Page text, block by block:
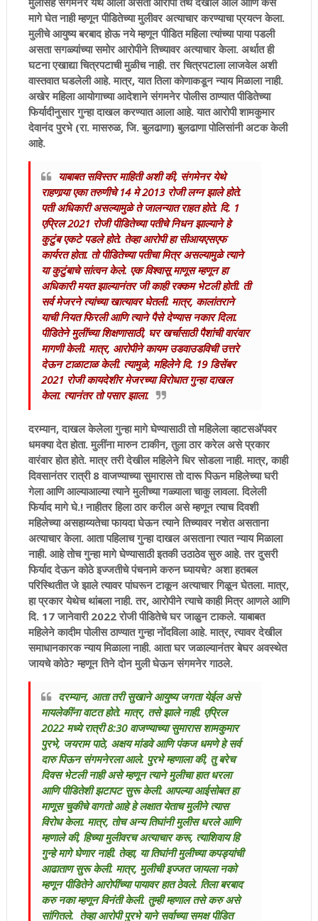
मागे घेत नाही म्हणून पीडितेच्या मुलीवर अत्याचार करण्याचा प्रयत्न केला.
मुलीचे आयुष्य बरबाद होऊ नये म्हणून पीडित महिला त्यांच्या पाया पडली
असता सगळ्यांच्या समोर आरोपीने तिच्यावर अत्याचार केला. अर्थात ही
घटना एखाद्या चित्रपटाची मुळीच नाही. तर चित्रपटाला लाजवेल अशी
वास्तवात घडलेली आहे. मात्र, यात तिला कोणाकडून न्याय मिळाला नाही.
अखेर महिला आयोगाच्या आदेशाने संगमनेर पोलीस ठाण्यात पीडितेच्या
फिर्यादीनुसार गुन्हा दाखल करण्यात आला आहे. यात आरोपी शामकुमार
देवानंद पुरभे (रा. मासरुळ, जि. बुलढाणा) बुलढाणा पोलिसांनी अटक केली
आहे.
याबाबत सविस्तर माहिती अशी की, संगमेनर येथे
राहणार्‍या एका तरुणीचे 14 मे 2013 रोजी लग्न झाले होते.
पती अधिकारी असल्यामुळे ते जालन्यात राहत होते. दि. 1
एप्रिल 2021 रोजी पीडितेच्या पतीचे निधन झाल्याने हे
कुटुंब एकटे पडले होते. तेव्हा आरोपी हा सीआयएसएफ
कार्यरत होता. तो पीडितेच्या पतीचा मित्र असल्यामुळे त्याने
या कुटुंबाचे सांत्वन केले. एक विश्वासू माणूस म्हणून हा
अधिकारी मयत झाल्यानंतर जी काही रक्कम भेटली होती. ती
सर्व मेजरने त्यांच्या खात्यावर घेतली. मात्र, कालांतराने
याची नियत फिरली आणि त्याने पैसे देण्यास नकार दिला.
पीडितेने मुलींच्या शिक्षणासाठी, घर खर्चासाठी पैशांची वारंवार
मागणी केली. मात्र, आरोपीने कायम उडवाउडविची उत्तरे
देऊन टाळाटाळ केली. त्यामुळे, महिलेने दि. 19 डिसेंबर
2021 रोजी कायदेशीर मेजरच्या विरोधात गुन्हा दाखल
केला. त्यानंतर तो पसार झाला.
दरम्यान, दाखल केलेला गुन्हा मागे घेण्यासाठी तो महिलेला व्हाटसअ‍ॅपवर
धमक्या देत होता. मुलींना मारुन टाकीन, तुला ठार करेल असे प्रकार
वारंवार होत होते. मात्र तरी देखील महिलेने धिर सोडला नाही. मात्र, काही
दिवसानंतर रात्री 8 वाजण्याच्या सुमारास तो दारू पिऊन महिलेच्या घरी
गेला आणि आल्याआल्या त्याने मुलीच्या गळ्याला चाकु लावला. दिलेली
फिर्याद मागे घे.! नाहीतर हिला ठार करील असे म्हणून त्याच दिवशी
महिलेच्या असहाय्यतेचा फायदा घेऊन त्याने तिच्यावर नशेत असताना
अत्याचार केला. आता पहिलाच गुन्हा दाखल असताना त्यात न्याय मिळाला
नाही. आहे तोच गुन्हा मागे घेण्यासाठी इतकी उठाठेव सुरु आहे. तर दुसरी
फिर्याद देऊन कोठे इज्जतीचे पंचनामे करुन घ्यायचे? अशा हतबल
परिस्थितीत जे झाले त्यावर पांघरून टाकून अत्याचार गिळून घेतला. मात्र,
हा प्रकार येथेच थांबला नाही. तर, आरोपीने त्याचे काही मित्र आणले आणि
दि. 17 जानेवारी 2022 रोजी पीडितेचे घर जाळुन टाकले. याबाबत
महिलेने कादीम पोलीस ठाण्यात गुन्हा नोंदविला आहे. मात्र, त्यावर देखील
समाधानकारक न्याय मिळाला नाही. आता घर जळाल्यानंतर बेघर अवस्थेत
जायचे कोठे? म्हणून तिने दोन मुली घेऊन संगमनेर गाठले.
दरम्यान, आता तरी सुखाने आयुष्य जगता येईल असे
मायलेकींना वाटत होते. मात्र, तसे झाले नाही. एप्रिल
2022 मध्ये रात्री 8:30 वाजण्याच्या सुमारास शामकुमार
पुरभे, जयराम पाठे, अक्षय मांडवे आणि पंकज धमणे हे सर्व
दारु पिऊन संगमनेरला आले. पुरभे म्हणाला की, तु बरेच
दिवस भेटली नाही असे म्हणून त्याने मुलीचा हात धरला
आणि पीडितेशी झटापट सुरू केली. आपल्या आईसोबत हा
माणूस चुकीचे वागतो आहे हे लक्षात येताच मुलीने त्यास
विरोध केला. मात्र, तोच अन्य तिघांनी मुलीस धरले आणि
म्हणाले की, हिच्या मुलीवरच अत्याचार करू, त्याशिवाय हि
गुन्हे मागे घेणार नाही. तेव्हा, या तिघांनी मुलीच्या कपड्यांची
आढाताण सुरू केली. मात्र, मुलीची इज्जत जायला नको
म्हणून पीडितेने आरोपींच्या पायावर हात ठेवले. तिला बरबाद
करु नका म्हणून विनंती केली. तुम्ही म्हणाल तसे करु असे
सांगितले. तेव्हा आरोपी पुरभे याने सर्वाच्या समक्ष पीडित